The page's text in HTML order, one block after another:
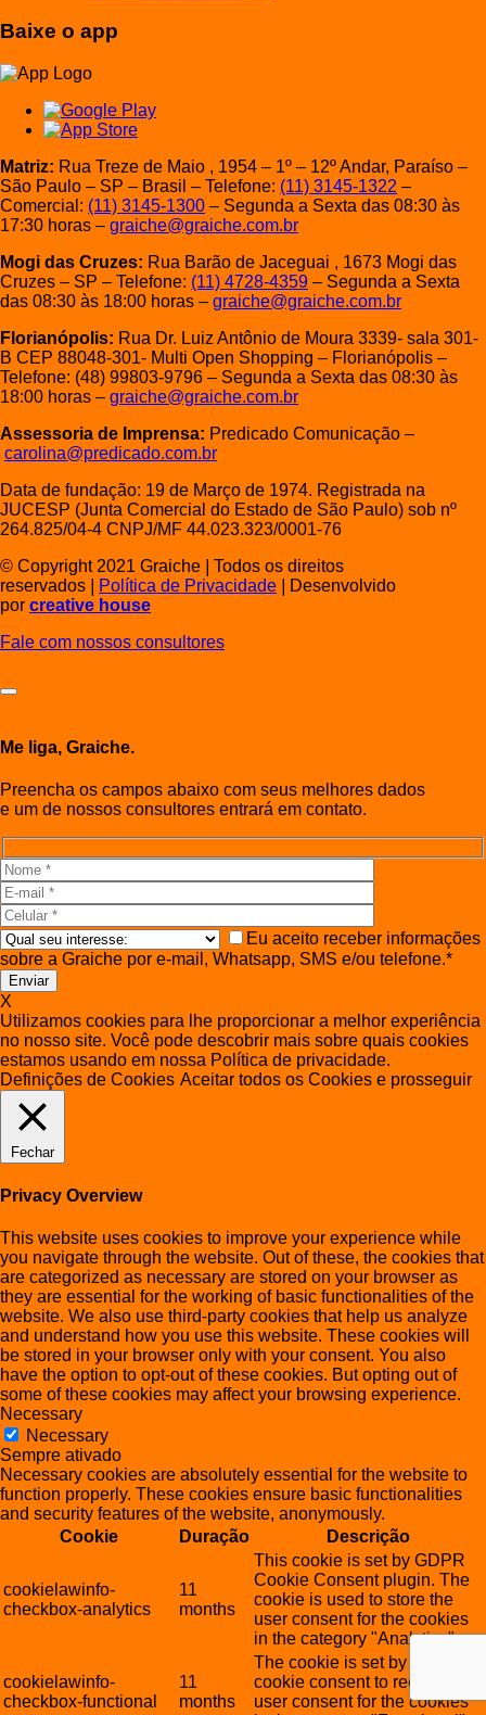
Baixe o app
Matriz: Rua Treze de Maio , 1954 – 1º – 12º Andar, Paraíso –
São Paulo – SP – Brasil – Telefone: (11) 3145-1322 –
Comercial: (11) 3145-1300 – Segunda a Sexta das 08:30 às
17:30 horas – graiche@graiche.com.br
Mogi das Cruzes: Rua Barão de Jaceguai , 1673 Mogi das
Cruzes – SP – Telefone: (11) 4728-4359 – Segunda a Sexta
das 08:30 às 18:00 horas – graiche@graiche.com.br
Florianópolis: Rua Dr. Luiz Antônio de Moura 3339- sala 301-
B CEP 88048-301- Multi Open Shopping – Florianópolis –
Telefone: (48) 99803-9796 – Segunda a Sexta das 08:30 às
18:00 horas – graiche@graiche.com.br
Assessoria de Imprensa: Predicado Comunicação –
carolina@predicado.com.br
Data de fundação: 19 de Março de 1974. Registrada na
JUCESP (Junta Comercial do Estado de São Paulo) sob nº
264.825/04-4 CNPJ/MF 44.023.323/0001-76
© Copyright 2021 Graiche
Todos os direitos
reservados
Política de Privacidade
Desenvolvido
por creative house
Fale com nossos consultores
Me liga, Graiche.
Preencha os campos abaixo com seus melhores dados
e um de nossos consultores entrará em contato.
Eu aceito receber informações
sobre a Graiche por e-mail, Whatsapp, SMS e/ou telefone.*
X
Utilizamos cookies para lhe proporcionar a melhor experiência
no nosso site. Você pode descobrir mais sobre quais cookies
estamos usando em nossa Política de privacidade.
Definições de Cookies Aceitar todos os Cookies e prosseguir
Fechar
Privacy Overview
This website uses cookies to improve your experience while
you navigate through the website. Out of these, the cookies that
are categorized as necessary are stored on your browser as
they are essential for the working of basic functionalities of the
website. We also use third-party cookies that help us analyze
and understand how you use this website. These cookies will
be stored in your browser only with your consent. You also
have the option to opt-out of these cookies. But opting out of
some of these cookies may affect your browsing experience.
Necessary
Necessary
Sempre ativado
Necessary cookies are absolutely essential for the website to
function properly. These cookies ensure basic functionalities
and security features of the website, anonymously.
Cookie
Duração Descrição
cookielawinfo-
checkbox-analytics
11
months
This cookie is set by GDPR
Cookie Consent plugin. The
cookie is used to store the
user consent for the cookies
in the category "Analytics".
cookielawinfo-
checkbox-functional
11
months
The cookie is set by GDPR
cookie consent to record the
user consent for the cookies